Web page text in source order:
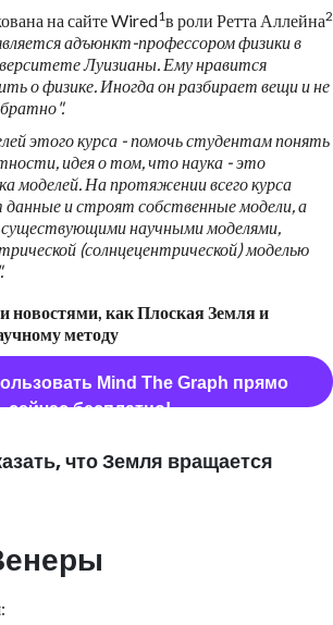
на сайте Wired1в роли Ретта Аллейна2
адъюнкт-профессором физики в
Луизианы. Ему нравится
о физике. Иногда он разбирает вещи и не
этого курса - помочь студентам понять
идея о том, что наука - это
моделей. На протяжении всего курса
и строят собственные модели, а
научными моделями,
(солнцецентрической) моделью
новостями, как Плоская Земля и
методу
Mind The Graph прямо
сейчас бесплатно!
что Земля вращается